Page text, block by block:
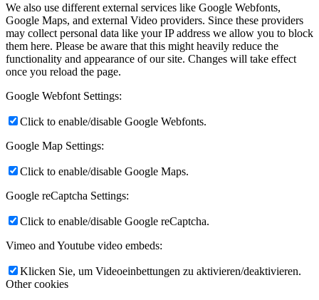
We also use different external services like Google Webfonts,
Google Maps, and external Video providers. Since these providers
may collect personal data like your IP address we allow you to block
them here. Please be aware that this might heavily reduce the
functionality and appearance of our site. Changes will take effect
once you reload the page.
Google Webfont Settings:
Click to enable/disable Google Webfonts.
Google Map Settings:
Click to enable/disable Google Maps.
Google reCaptcha Settings:
Click to enable/disable Google reCaptcha.
Vimeo and Youtube video embeds:
Klicken Sie, um Videoeinbettungen zu aktivieren/deaktivieren.
Other cookies